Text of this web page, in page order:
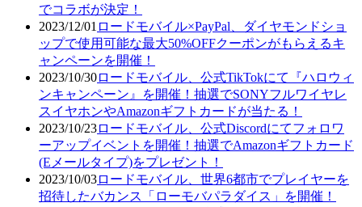
でコラボが決定！
2023/12/01 ロードモバイル×PayPal、ダイヤモンドショ
ップで使用可能な最大50%OFFクーポンがもらえるキ
ャンペーンを開催！
2023/10/30ロードモバイル、公式TikTokにて『ハロウィ
ンキャンペーン』を開催！抽選でSONYフルワイヤレ
スイヤホンやAmazonギフトカードが当たる！
2023/10/23ロードモバイル、公式Discordにてフォロワ
ーアップイベントを開催！抽選でAmazonギフトカード
(Eメールタイプ)をプレゼント！
2023/10/03ロードモバイル、世界6都市でプレイヤーを
招待したバカンス「ローモバパラダイス」を開催！